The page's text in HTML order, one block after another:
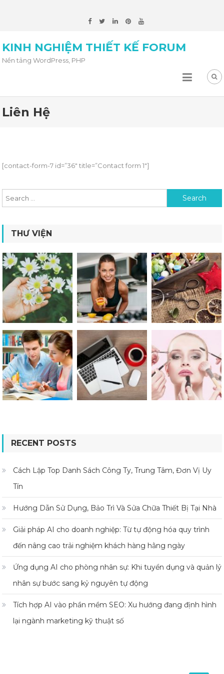
KINH NGHIỆM THIẾT KẾ FORUM
Nền tảng WordPress, PHP
Liên Hệ
[contact-form-7 id=”36″ title=”Contact form 1″]
Search for:
THƯ VIỆN
RECENT POSTS
Cách Lập Top Danh Sách Công Ty, Trung Tâm, Đơn Vị Uy
Tín
Hướng Dẫn Sử Dụng, Bảo Trì Và Sửa Chữa Thiết Bị Tại Nhà
Giải pháp AI cho doanh nghiệp: Từ tự động hóa quy trình
đến nâng cao trải nghiệm khách hàng hằng ngày
Ứng dụng AI cho phòng nhân sự: Khi tuyển dụng và quản lý
nhân sự bước sang kỷ nguyên tự động
Tích hợp AI vào phần mềm SEO: Xu hướng đang định hình
lại ngành marketing kỹ thuật số